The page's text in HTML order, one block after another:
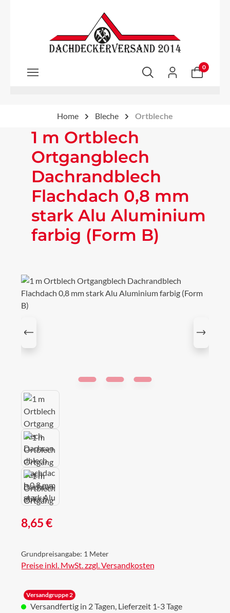
Zum Hauptinhalt springen
0
Home Bleche Ortbleche
1 m Ortblech
Ortgangblech
Dachrandblech
Flachdach 0,8 mm
stark Alu Aluminium
farbig (Form B)
Bildergalerie überspringen
Regulärer Preis:
8,65 €
Grundpreisangabe: 1 Meter
Preise inkl. MwSt. zzgl. Versandkosten
Versandgruppe 2
Versandfertig in 2 Tagen, Lieferzeit 1-3 Tage